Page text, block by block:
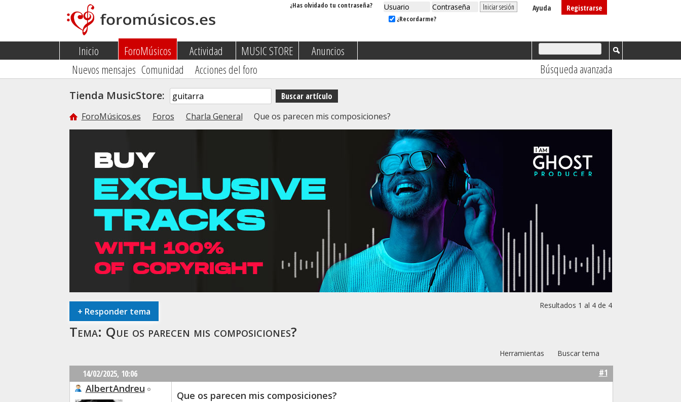
Registrarse
Ayuda
¿Recordarme?
¿Has olvidado tu contraseña?
Inicio
ForoMúsicos
Nuevos mensajes Comunidad Acciones del foro
Actividad MUSIC STORE
Anuncios
Búsqueda avanzada
Tienda MusicStore:
ForoMúsicos.es Foros Charla General Que os parecen mis composiciones?
+ Responder tema
Resultados 1 al 4 de 4
Tema: Que os parecen mis composiciones?
Herramientas Buscar tema
14/02/2025, 10:06 #1
AlbertAndreu
Que os parecen mis composiciones?